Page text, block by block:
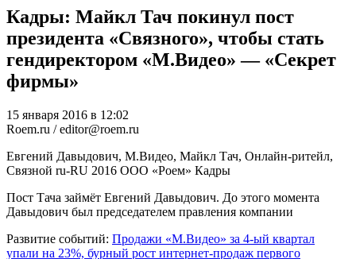
Кадры: Майкл Тач покинул пост
президента «Связного», чтобы стать
гендиректором «М.Видео» — «Секрет
фирмы»
15 января 2016 в 12:02
Roem.ru / editor@roem.ru
Евгений Давыдович, М.Видео, Майкл Тач, Онлайн-ритейл,
Связной ru-RU 2016 ООО «Роем» Кадры
Пост Тача займёт Евгений Давыдович. До этого момента
Давыдович был председателем правления компании
Развитие событий: Продажи «М.Видео» за 4-ый квартал
упали на 23%, бурный рост интернет-продаж первого